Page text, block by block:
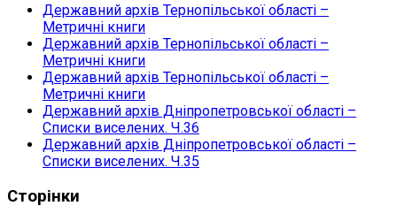
Державний архів Тернопільської області –
Метричні книги
Державний архів Тернопільської області –
Метричні книги
Державний архів Тернопільської області –
Метричні книги
Державний архів Дніпропетровської області –
Списки виселених. Ч.36
Державний архів Дніпропетровської області –
Списки виселених. Ч.35
Сторінки